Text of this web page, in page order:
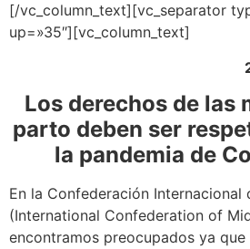
[/vc_column_text][vc_separator
up=»35″][vc_column_text]
Los derechos de las
parto deben ser
la pandemia de
En la Confederación Internacional
(International Confederation of
encontramos preocupados ya